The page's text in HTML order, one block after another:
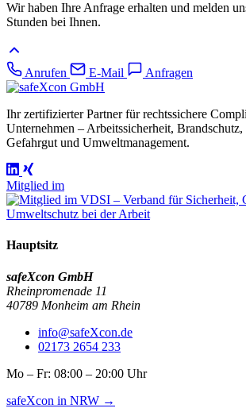
Wir haben Ihre Anfrage erhalten und melden
Stunden bei Ihnen.
Anrufen E-Mail Anfragen
Ihr zertifizierter Partner für rechtssichere
Unternehmen – Arbeitssicherheit,
Gefahrgut und Umweltmanagement.
Mitglied im
Hauptsitz
safeXcon GmbH
Rheinpromenade 11
40789 Monheim am Rhein
info@safeXcon.de
02173 2654 233
Mo – Fr: 08:00 – 20:00 Uhr
safeXcon in NRW →